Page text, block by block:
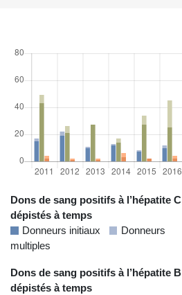
Dons de sang positifs à l’hépatite C
dépistés à temps
Donneurs initiaux
Donneurs
multiples
Dons de sang positifs à l’hépatite B
dépistés à temps